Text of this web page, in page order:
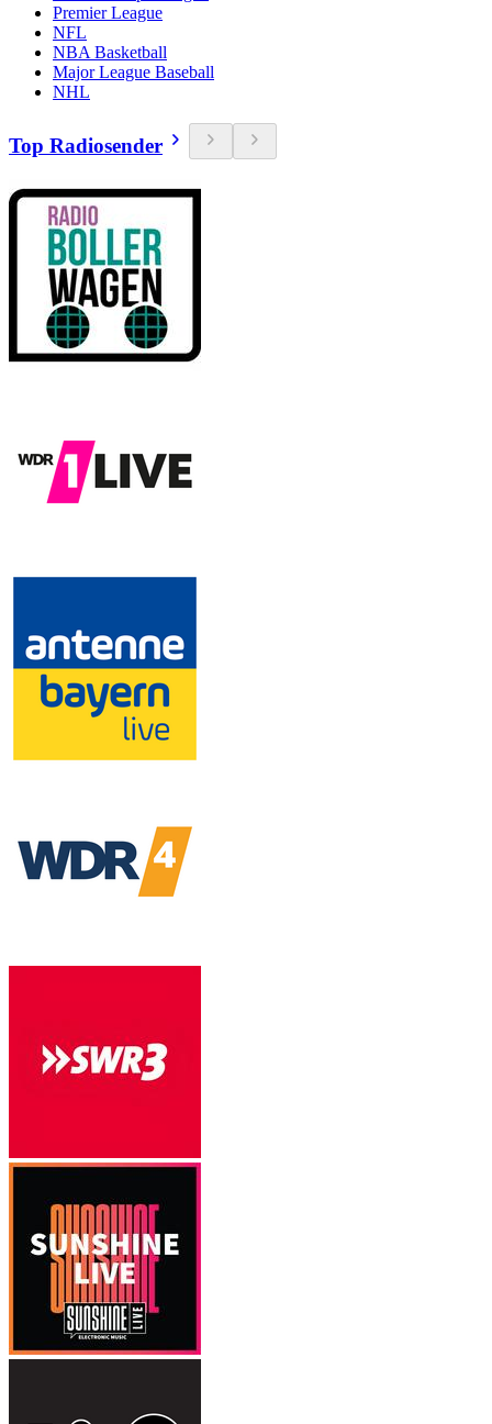
Premier League
NFL
NBA Basketball
Major League Baseball
NHL
Top Radiosender